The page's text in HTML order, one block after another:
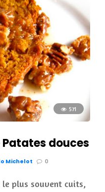
571
Patates douces
Michelot 0
le plus souvent cuits,